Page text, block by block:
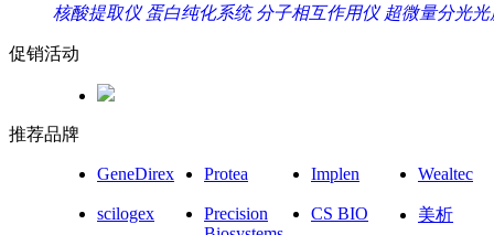
核酸提取仪 蛋白纯化系统 分子相互作用仪 超微量分光光
促销活动
推荐品牌
GeneDirex Protea Implen Wealtec
scilogex
Precision
CS BIO 美析